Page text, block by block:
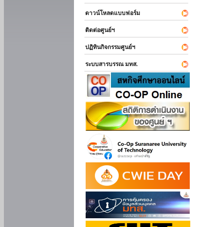
ดาวน์โหลดแบบฟอร์ม
ติดต่อศูนย์ฯ
ปฏิทินกิจกรรมศูนย์ฯ
ระบบสารบรรณ มทส.